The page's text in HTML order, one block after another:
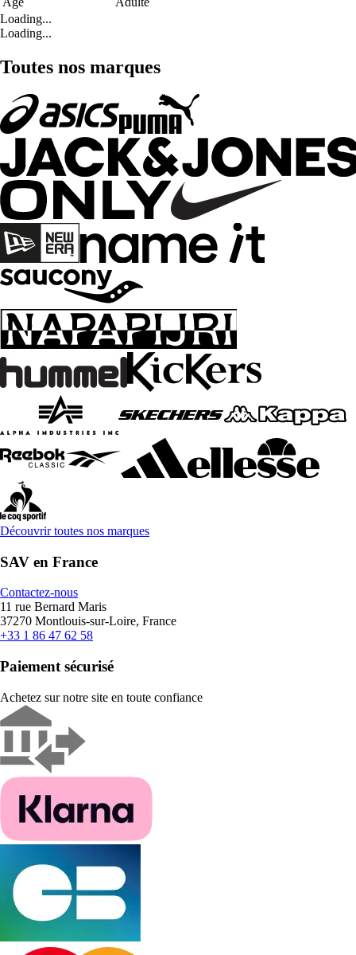
Loading...
Loading...
Toutes nos marques
Découvrir toutes nos marques
SAV en France
Contactez-nous
11 rue Bernard Maris
37270 Montlouis-sur-Loire, France
+33 1 86 47 62 58
Paiement sécurisé
Achetez sur notre site en toute confiance